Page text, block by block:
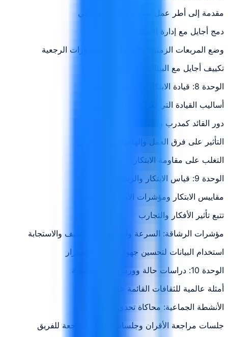
مقدمة إلى أطر عمل سكرم وكانبان وسافي
دمج أجايل مع إدارة الابتكار
وضع المربعات الزمنية، والوقوف، والمنظورات الرجعية
تكييف أجايل مع البيئات غير التقنية
الوحدة 8: قيادة الابتكار والتغيير الرشيق
أساليب القيادة التي تعزز الإبداع والمرونة
دور القائد كمدرب وعامل تمكين
التأثير على فرق العمل وإلهامها لتبني التغيير
التغلب على مقاومة الابتكار
الوحدة 9: قياس الابتكار والرشاقة
مقاييس الابتكار ومؤشرات الأداء الرئيسية
تتبع تأثير الأفكار والتجارب
مؤشرات الرشاقة: السرعة والقدرة على التكيف والاستجابة
استخدام البيانات لتحسين جهود الابتكار باستمرار
الوحدة 10: دراسات حالة وورش عمل تطبيقية
أمثلة عالمية للثقافات القائمة على الابتكار
الأنشطة الجماعية: محاكاة تحدي الابتكار
جلسات مراجعة الأقران وجلسات التغذية الراجعة للفريق